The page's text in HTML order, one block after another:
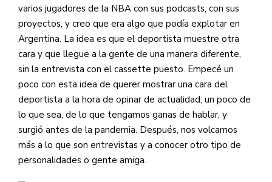
varios jugadores de la NBA con sus podcasts, con sus
proyectos, y creo que era algo que podía explotar en
Argentina. La idea es que el deportista muestre otra
cara y que llegue a la gente de una manera diferente,
sin la entrevista con el cassette puesto. Empecé un
poco con esta idea de querer mostrar una cara del
deportista a la hora de opinar de actualidad, un poco de
lo que sea, de lo que tengamos ganas de hablar, y
surgió antes de la pandemia. Después, nos volcamos
más a lo que son entrevistas y a conocer otro tipo de
personalidades o gente amiga.